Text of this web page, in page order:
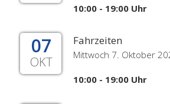
10:00 - 19:00 Uhr
07
OKT
Fahrzeiten
Mittwoch 7. Oktober
10:00 - 19:00 Uhr